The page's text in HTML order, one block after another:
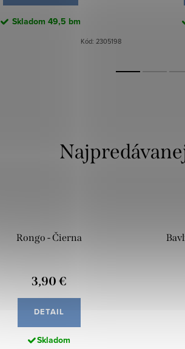
Skladom 49,5 bm
Kód: 2305198
Rongo - Čierna
3,90 €
DETAIL
Skladom